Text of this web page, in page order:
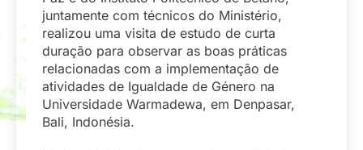
juntamente com técnicos do Ministério,
realizou uma visita de estudo de curta
duração para observar as boas práticas
relacionadas com a implementação de
atividades de Igualdade de Género na
Universidade Warmadewa, em Denpasar,
Bali, Indonésia.